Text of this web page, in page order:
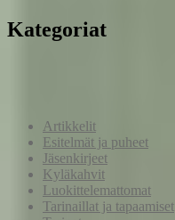
Kategoriat
Artikkelit
Esitelmät ja puheet
Jäsenkirjeet
Kyläkahvit
Luokittelemattomat
Tarinaillat ja tapaamiset